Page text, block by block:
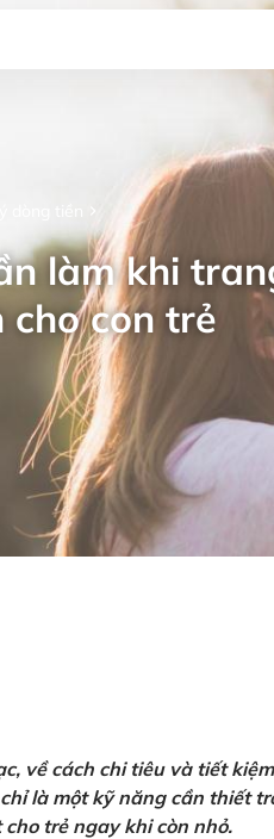
làm khi
cho con trẻ
về cách chi tiêu và tiết
là một kỹ năng cần thiết
trẻ ngay khi còn nhỏ.